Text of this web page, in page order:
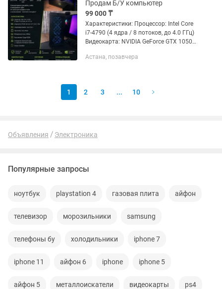
Продам Б/У компьютер
99 000 ₸
Характеристики: Процессор: Intel Core
i7-4790 (4 ядра / 8 потоков, до 4.0 ГГц)
Видеокарта: NVIDIA GeForce GTX 1050
DDR3 SSD: 240 ГБ Материнская плата:
Астана, позавчера
1 2 3 ... 10
Объявления Электроника
Популярные запросы
ноутбук playstation 4 газовая плита айфон
телевизор морозильники samsung
телефоны бу холодильники iphone 7
iphone 11 айфон 6 iphone iphone 5
айфон 5 металлоискатели видеокарты ps4